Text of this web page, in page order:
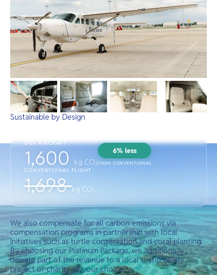
Sustainable by Design
OUR AIRCRAFT
1,600 kg CO₂
6% less
THAN CONVENTIONAL
CONVENTIONAL FLIGHT
1,698kg CO₂
We also compensate for all carbon emissions via
compensation programs in partnership with local
initiatives such as turtle conservation and coral planting.
By choosing our Platinum Package, we additionally
donate part of the revenue to a local sustainability
project or charity of your choice.